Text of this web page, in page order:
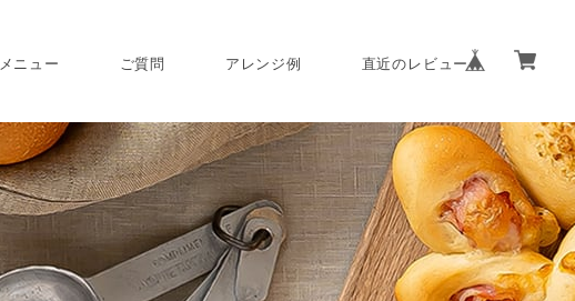
メニュー ご質問 アレンジ例 直近のレビュー